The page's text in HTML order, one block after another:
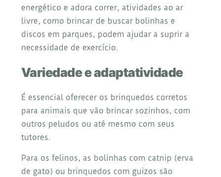
energético e adora correr, atividades ao ar
livre, como brincar de buscar bolinhas e
discos em parques, podem ajudar a suprir a
necessidade de exercício.
Variedade e adaptatividade
É essencial oferecer os brinquedos corretos
para animais que vão brincar sozinhos, com
outros peludos ou até mesmo com seus
tutores.
Para os felinos, as bolinhas com catnip (erva
de gato) ou brinquedos com guizos são